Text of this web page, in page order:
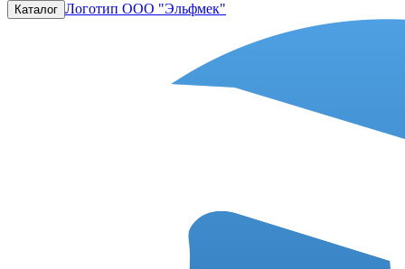
Каталог Логотип ООО "Эльфмек"